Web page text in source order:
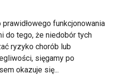
funkcjonowania
do tego, że niedobór tych
ryzyko chorób lub
sięgamy po
okazuje się...